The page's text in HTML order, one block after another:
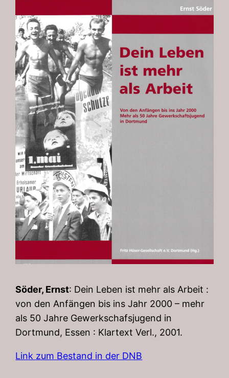
Söder, Ernst: Dein Leben ist mehr als Arbeit :
von den Anfängen bis ins Jahr 2000 – mehr
als 50 Jahre Gewerkschafsjugend in
Dortmund, Essen : Klartext Verl., 2001.
Link zum Bestand in der DNB